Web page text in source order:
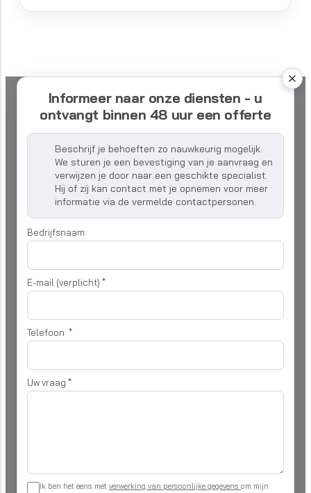
Informeer naar onze diensten - u
ontvangt binnen 48 uur een offerte
Beschrijf je behoeften zo nauwkeurig mogelijk.
We sturen je een bevestiging van je aanvraag en
verwijzen je door naar een geschikte specialist.
Hij of zij kan contact met je opnemen voor meer
informatie via de vermelde contactpersonen.
Bedrijfsnaam:
E-mail (verplicht) *
Telefoon: *
Uw vraag *
Ik ben het eens met verwerking van persoonlijke gegevens om mijn